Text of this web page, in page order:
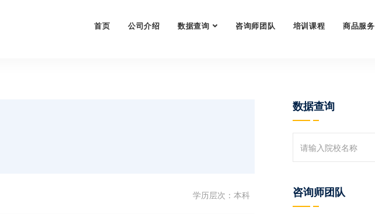
首页 公司介绍 数据查询 咨询师团队 培训课程 商品服务
学历层次：本科
数据查询
咨询师团队